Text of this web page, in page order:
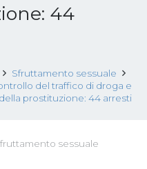
44
Sfruttamento sessuale
del traffico di droga e
della prostituzione: 44 arresti
sessuale